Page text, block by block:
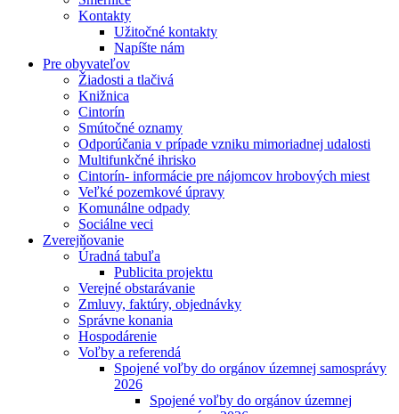
Kontakty
Užitočné kontakty
Napíšte nám
Pre obyvateľov
Žiadosti a tlačivá
Knižnica
Cintorín
Smútočné oznamy
Odporúčania v prípade vzniku mimoriadnej udalosti
Multifunkčné ihrisko
Cintorín- informácie pre nájomcov hrobových miest
Veľké pozemkové úpravy
Komunálne odpady
Sociálne veci
Zverejňovanie
Úradná tabuľa
Publicita projektu
Verejné obstarávanie
Zmluvy, faktúry, objednávky
Správne konania
Hospodárenie
Voľby a referendá
Spojené voľby do orgánov územnej samosprávy
2026
Spojené voľby do orgánov územnej